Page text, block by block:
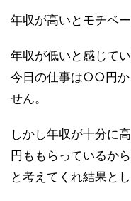
年収が高いとモチベ
年収が低いと感じて
今日の仕事は○○円か
せん。
しかし年収が十分に
円ももらっているか
と考えてくれ結果と